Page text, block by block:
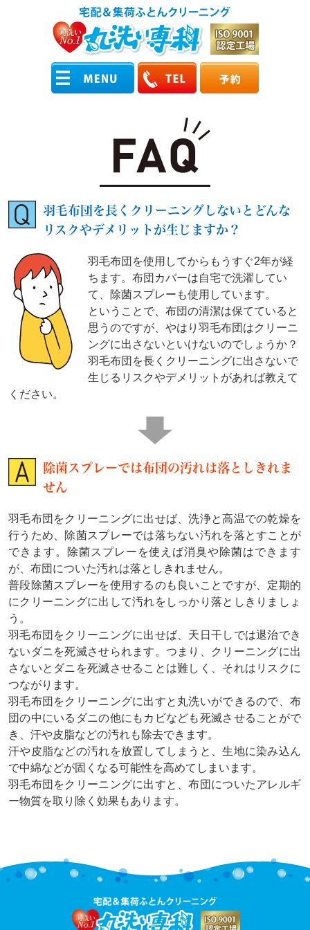
羽毛布団を長くクリーニングしないとどんな
リスクやデメリットが生じますか？
羽毛布団を使用してからもうすぐ2年が経
ちます。布団カバーは自宅で洗濯してい
て、除菌スプレーも使用しています。
ということで、布団の清潔は保てていると
思うのですが、やはり羽毛布団はクリーニ
ングに出さないといけないのでしょうか？
羽毛布団を長くクリーニングに出さないで
生じるリスクやデメリットがあれば教えて
ください。
除菌スプレーでは布団の汚れは落としきれま
せん
羽毛布団をクリーニングに出せば、洗浄と高温での乾燥を
行うため、除菌スプレーでは落ちない汚れを落とすことが
できます。除菌スプレーを使えば消臭や除菌はできます
が、布団についた汚れは落としきれません。
普段除菌スプレーを使用するのも良いことですが、定期的
にクリーニングに出して汚れをしっかり落としきりましょ
う。
羽毛布団をクリーニングに出せば、天日干しでは退治でき
ないダニを死滅させられます。つまり、クリーニングに出
さないとダニを死滅させることは難しく、それはリスクに
つながります。
羽毛布団をクリーニングに出すと丸洗いができるので、布
団の中にいるダニの他にもカビなども死滅させることがで
き、汗や皮脂などの汚れも除去できます。
汗や皮脂などの汚れを放置してしまうと、生地に染み込ん
で中綿などが固くなる可能性を高めてしまいます。
羽毛布団をクリーニングに出すと、布団についたアレルギ
ー物質を取り除く効果もあります。